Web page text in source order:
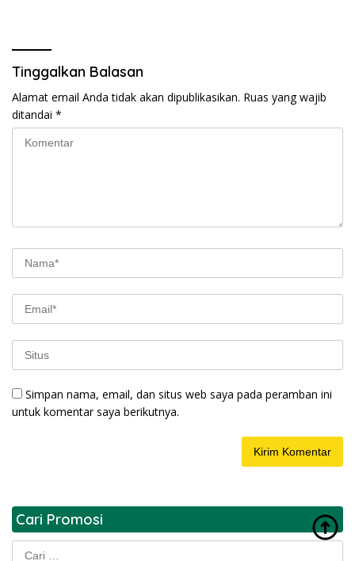
Tinggalkan Balasan
Alamat email Anda tidak akan dipublikasikan. Ruas yang wajib
ditandai *
Simpan nama, email, dan situs web saya pada peramban ini
untuk komentar saya berikutnya.
Cari Promosi